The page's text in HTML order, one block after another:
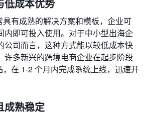
低成本优势
有成熟的解决方案和模板，企业可
内即可投入使用。对于中小型出海企
公司而言，这种方式能以较低成本快
许多新兴的跨境电商企业在起步阶段
在 1-2 个月内完成系统上线，迅速开
成熟稳定